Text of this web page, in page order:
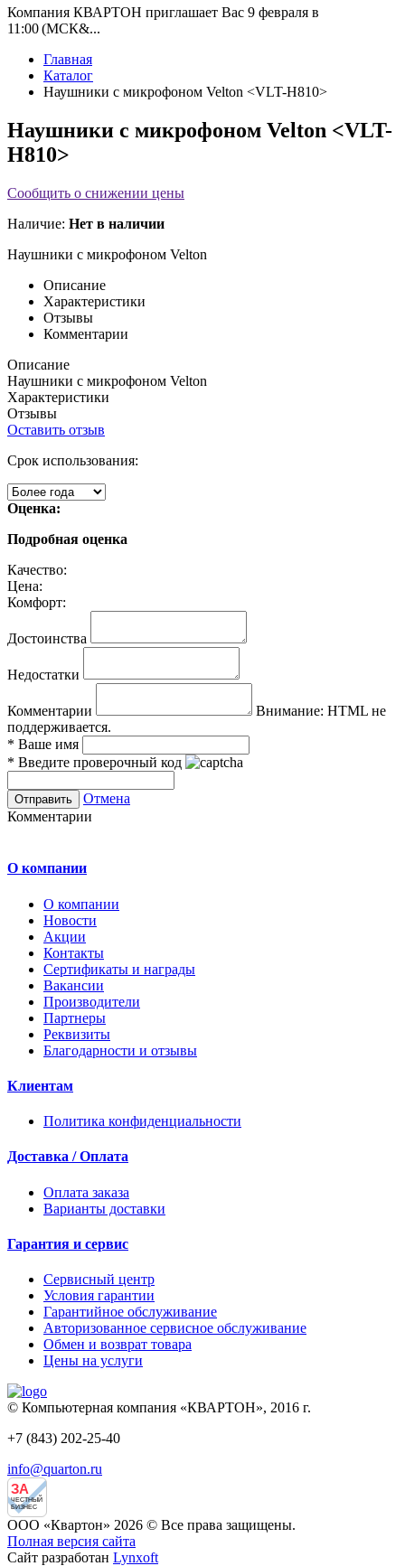
Компания КВАРТОН приглашает Вас 9 февраля в
11:00 (МСК&...
Главная
Каталог
Наушники с микрофоном Velton <VLT-H810>
Наушники с микрофоном Velton <VLT-
H810>
Сообщить о снижении цены
Наличие: Нет в наличии
Наушники с микрофоном Velton
Описание
Характеристики
Отзывы
Комментарии
Описание
Наушники с микрофоном Velton
Характеристики
Отзывы
Оставить отзыв
Срок использования:
Оценка:
Подробная оценка
Качество:
Цена:
Комфорт:
Достоинства
Недостатки
Комментарии Внимание: HTML не
поддерживается.
* Ваше имя
* Введите проверочный код
Отмена
Комментарии
О компании
О компании
Новости
Акции
Контакты
Сертификаты и награды
Вакансии
Производители
Партнеры
Реквизиты
Благодарности и отзывы
Клиентам
Политика конфиденциальности
Доставка / Оплата
Оплата заказа
Варианты доставки
Гарантия и сервис
Сервисный центр
Условия гарантии
Гарантийное обслуживание
Авторизованное сервисное обслуживание
Обмен и возврат товара
Цены на услуги
© Компьютерная компания «КВАРТОН», 2016 г.
+7 (843) 202-25-40
info@quarton.ru
ЗА
ЧЕСТНЫЙ
БИЗНЕС
ООО «Квартон» 2026 © Все права защищены.
Полная версия сайта
Сайт разработан Lynxoft